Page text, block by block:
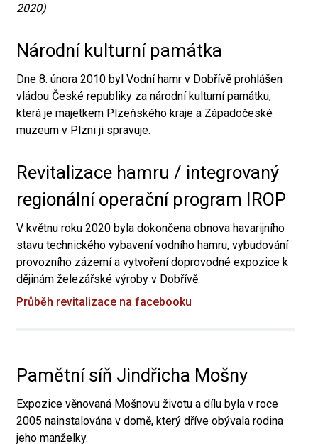
2020)
Národní kulturní památka
Dne 8. února 2010 byl Vodní hamr v Dobřívě prohlášen
vládou České republiky za národní kulturní památku,
která je majetkem Plzeňského kraje a Západočeské
muzeum v Plzni ji spravuje.
Revitalizace hamru / integrovaný
regionální operační program IROP
V květnu roku 2020 byla dokončena obnova havarijního
stavu technického vybavení vodního hamru, vybudování
provozního zázemí a vytvoření doprovodné expozice k
dějinám železářské výroby v Dobřívě.
Průběh revitalizace na facebooku
Pamětní síň Jindřicha Mošny
Expozice věnovaná Mošnovu životu a dílu byla v roce
2005 nainstalována v domě, který dříve obývala rodina
jeho manželky.